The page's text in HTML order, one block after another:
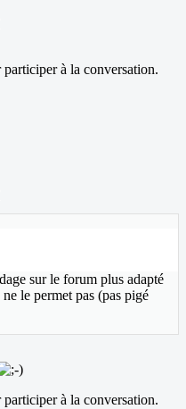
participer à la conversation.
sur le forum plus adapté
le permet pas (pas pigé
participer à la conversation.